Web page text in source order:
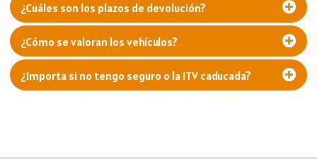
¿Cuáles son los plazos de devolución?
¿Cómo se valoran los vehículos?
¿Importa si no tengo seguro o la ITV caducada?